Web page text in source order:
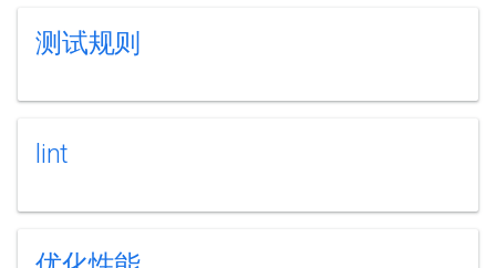
测试规则
lint